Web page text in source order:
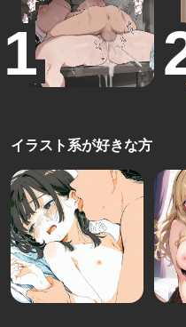
イラスト系が好きな方